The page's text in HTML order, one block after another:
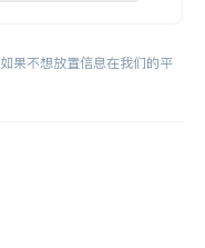
如果不想放置信息在我们的平